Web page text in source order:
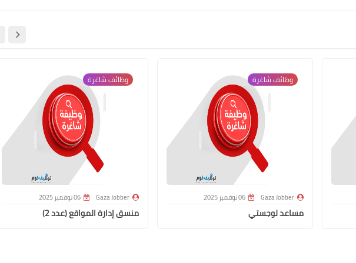
وظائف شاغرة
Gaza Jobber 06 نوفمبر 2025
مساعد لوجستي
وظائف شاغرة
Gaza Jobber 06 نوفمبر 2025
منسق إدارة المواقع (عدد 2)